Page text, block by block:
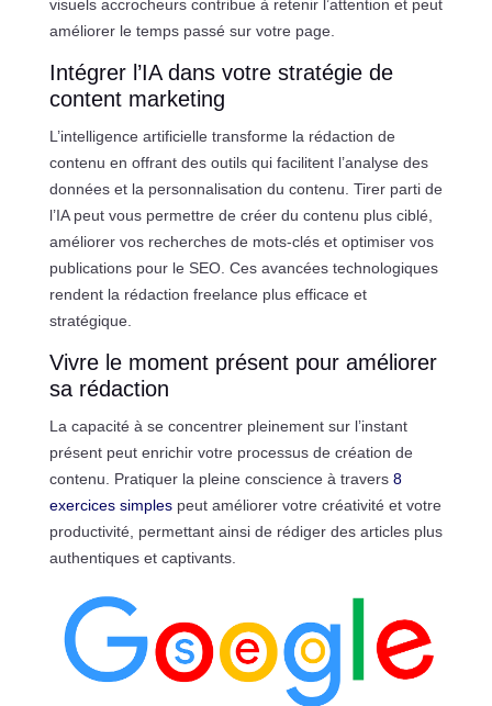
visuels accrocheurs contribue à retenir l’attention et peut
améliorer le temps passé sur votre page.
Intégrer l’IA dans votre stratégie de
content marketing
L’intelligence artificielle transforme la rédaction de
contenu en offrant des outils qui facilitent l’analyse des
données et la personnalisation du contenu. Tirer parti de
l’IA peut vous permettre de créer du contenu plus ciblé,
améliorer vos recherches de mots-clés et optimiser vos
publications pour le SEO. Ces avancées technologiques
rendent la rédaction freelance plus efficace et
stratégique.
Vivre le moment présent pour améliorer
sa rédaction
La capacité à se concentrer pleinement sur l’instant
présent peut enrichir votre processus de création de
contenu. Pratiquer la pleine conscience à travers 8
exercices simplespeut améliorer votre créativité et votre
productivité, permettant ainsi de rédiger des articles plus
authentiques et captivants.